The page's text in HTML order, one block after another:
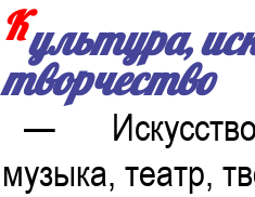
Культура,
творчество
—
музыка, театр,